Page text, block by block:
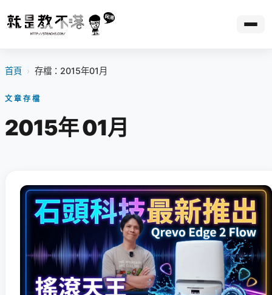
首頁 › 存檔：2015年01月
文章存檔
2015年 01月